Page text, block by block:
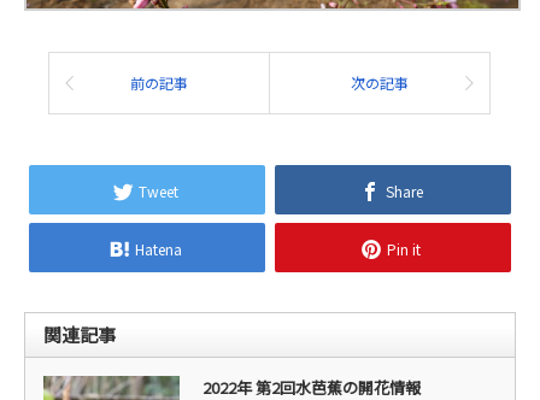
前の記事 次の記事
Tweet Share
Hatena Pin it
関連記事
2022年 第2回水芭蕉の開花情報